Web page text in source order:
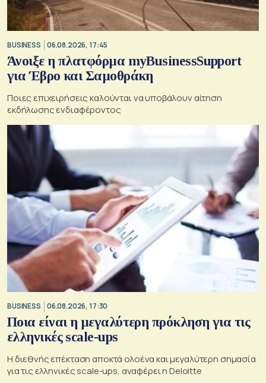
BUSINESS 06.08.2026, 17:45
Άνοιξε η πλατφόρμα myBusinessSupport
για Έβρο και Σαμοθράκη
Ποιες επιχειρήσεις καλούνται να υποβάλουν αίτηση
εκδήλωσης ενδιαφέροντος
BUSINESS 06.08.2026, 17:30
Ποια είναι η μεγαλύτερη πρόκληση για τις
ελληνικές scale-ups
Η διεθνής επέκταση αποκτά ολοένα και μεγαλύτερη σημασία
για τις ελληνικές scale-ups, αναφέρει η Deloitte